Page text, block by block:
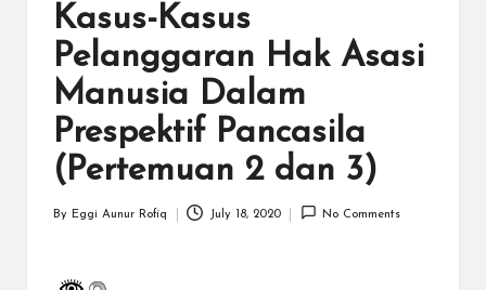
tu
Kasus-Kasus
Pelanggaran Hak Asasi
Manusia Dalam
Prespektif Pancasila
(Pertemuan 2 dan 3)
Posted
By Eggi Aunur Rofiq July 18, 2020 No Comments